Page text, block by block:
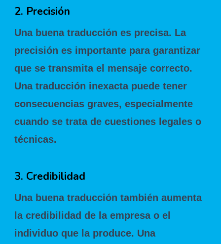
2. Precisión
Una buena traducción es precisa. La
precisión es importante para garantizar
que se transmita el mensaje correcto.
Una traducción inexacta puede tener
consecuencias graves, especialmente
cuando se trata de cuestiones legales o
técnicas.
3. Credibilidad
Una buena traducción también aumenta
la credibilidad de la empresa o el
individuo que la produce. Una